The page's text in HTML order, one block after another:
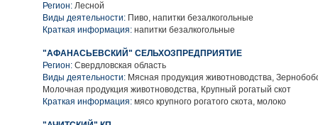
Регион: Лесной
Виды деятельности: Пиво, напитки безалкогольные
Краткая информация: напитки безалкогольные
"АФАНАСЬЕВСКИЙ" СЕЛЬХОЗПРЕДПРИЯТИЕ
Регион: Свердловская область
Виды деятельности: Мясная продукция животноводства,
Молочная продукция животноводства, Крупный рогатый скот
Краткая информация: мясо крупного рогатого скота, молоко